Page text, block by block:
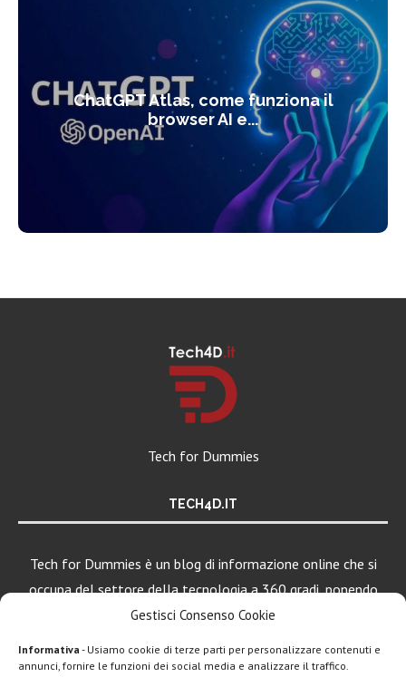
Gestisci Consenso Cookie
Informativa - Usiamo cookie di terze parti per personalizzare contenuti e
annunci, fornire le funzioni dei social media e analizzare il traffico.
ChatGPT Atlas, come funziona il
browser AI e...
Tech for Dummies
TECH4D.IT
Tech for Dummies è un blog di informazione online che si
occupa del settore della tecnologia a 360 gradi, ponendo
una particolare attenzione al mondo Android, Apple e